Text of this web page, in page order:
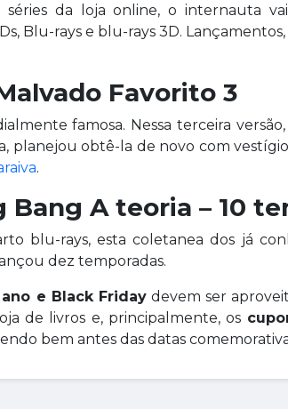
séries da loja online, o internauta
Blu-rays e blu-rays 3D.
Favorito 3
famosa. Nessa terceira
planejou obtê-la de novo com
.
Bang A teoria – 10
blu-rays, esta coletanea dos já
dez temporadas.
e Black Fridaydevem ser
de livros e, principalmente, os
bem antes das datas